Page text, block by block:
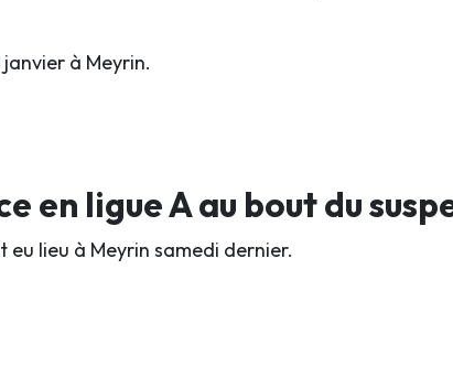
à Meyrin.
en ligue A au bout du
lieu à Meyrin samedi dernier.